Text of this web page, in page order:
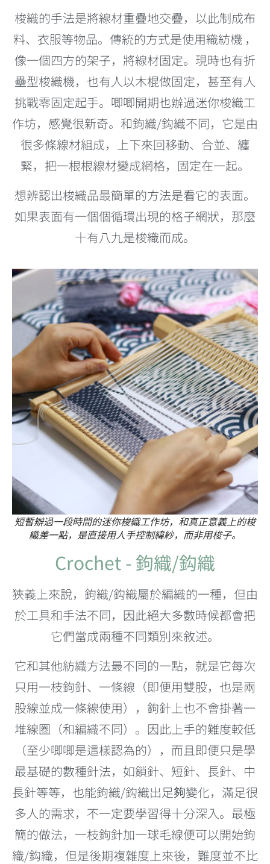
梭織的手法是將線材重疊地交疊，以此制成布
料、衣服等物品。傳統的方式是使用織紡機 ，
像一個四方的架子，將線材固定。現時也有折
壘型梭織機，也有人以木棍做固定，甚至有人
挑戰零固定起手。唧唧開期也辦過迷你梭織工
作坊，感覺很新奇。和鉤織/鈎織不同，它是由
很多條線材組成，上下來回移動、合並、纏
緊，把一根根線材變成網格，固定在一起。
想辨認出梭織品最簡單的方法是看它的表面。
如果表面有一個個循環出現的格子網狀，那麼
十有八九是梭織而成。
短暫辦過一段時間的迷你梭織工作坊，和真正意義上的梭
織差一點，是直接用人手控制緯紗，而非用梭子。
Crochet - 鉤織/鈎織
狹義上來說，鉤織/鈎織屬於編織的一種，但由
於工具和手法不同，因此絕大多數時候都會把
它們當成兩種不同類別來敘述。
它和其他紡織方法最不同的一點，就是它每次
只用一枝鉤針、一條線（即便用雙股，也是兩
股線並成一條線使用），鉤針上也不會掛著一
堆線圈（和編織不同）。因此上手的難度較低
（至少唧唧是這樣認為的），而且即便只是學
最基礎的數種針法，如鎖針、短針、長針、中
長針等等，也能鉤織/鈎織出足夠變化，滿足很
多人的需求，不一定要學習得十分深入。最極
簡的做法，一枝鉤針加一球毛線便可以開始鉤
織/鈎織，但是後期複雜度上來後，難度並不比